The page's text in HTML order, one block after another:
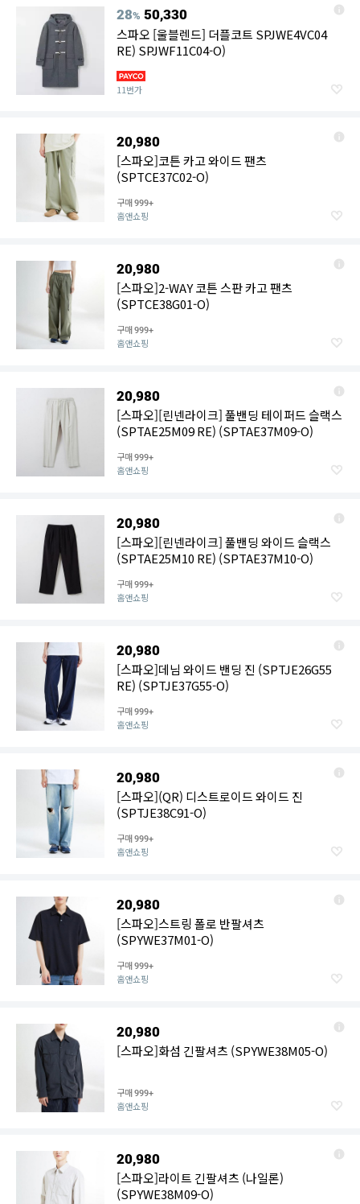
28% 50,330
스파오 [울블렌드] 더플코트 SPJWE4VC04
RE) SPJWF11C04-O)
11번가
20,980
[스파오]코튼 카고 와이드 팬츠
(SPTCE37C02-O)
구매999+
홈앤쇼핑
20,980
[스파오]2-WAY 코튼 스판 카고 팬츠
(SPTCE38G01-O)
구매999+
홈앤쇼핑
20,980
[스파오][린넨라이크] 풀밴딩 테이퍼드 슬랙스
(SPTAE25M09 RE) (SPTAE37M09-O)
구매999+
홈앤쇼핑
20,980
[스파오][린넨라이크] 풀밴딩 와이드 슬랙스
(SPTAE25M10 RE) (SPTAE37M10-O)
구매999+
홈앤쇼핑
20,980
[스파오]데님 와이드 밴딩 진 (SPTJE26G55
RE) (SPTJE37G55-O)
구매999+
홈앤쇼핑
20,980
[스파오](QR) 디스트로이드 와이드 진
(SPTJE38C91-O)
구매999+
홈앤쇼핑
20,980
[스파오]스트링 폴로 반팔셔츠
(SPYWE37M01-O)
구매999+
홈앤쇼핑
20,980
[스파오]화섬 긴팔셔츠 (SPYWE38M05-O)
구매999+
홈앤쇼핑
20,980
[스파오]라이트 긴팔셔츠 (나일론)
(SPYWE38M09-O)